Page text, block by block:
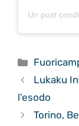
Categorie
Lukaku
l’esodo
Torino,